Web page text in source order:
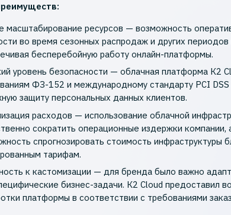
масштабирование ресурсов — возможность
во время сезонных распродаж и других периодов
бесперебойную работу онлайн-платформы.
уровень безопасности — облачная платформа К2
ФЗ-152 и международному стандарту PCI DSS
защиту персональных данных клиентов.
расходов — использование облачной
сократить операционные издержки компании,
спрогнозировать стоимость инфраструктуры
тарифам.
к кастомизации — для бренда было важно
бизнес-задачи. К2 Cloud предоставил
платформы в соответствии с требованиями